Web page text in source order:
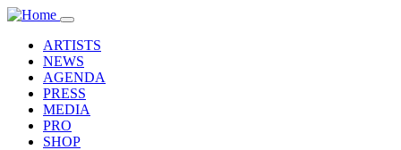
Overslaan en naar de inhoud gaan
Toggle
navigation
ARTISTS
NEWS
AGENDA
PRESS
MEDIA
PRO
SHOP